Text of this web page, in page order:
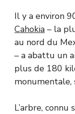
Il y a environ
Cahokia – la
au nord du
– a abattu un
plus de 180
L’arbre,